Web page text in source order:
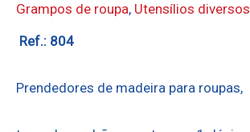
Grampos de roupa, Utensílios diversos
Ref.: 804
Prendedores de madeira para roupas,